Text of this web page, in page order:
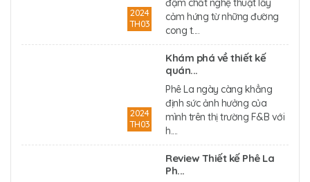
2024
TH03
đậm chất nghệ thuật lấy
cảm hứng từ những đường
cong t....
2024
TH03
Khám phá về thiết kế
quán...
Phê La ngày càng khẳng
định sức ảnh hưởng của
mình trên thị trường F&B với
h....
Review Thiết kế Phê La
Ph...